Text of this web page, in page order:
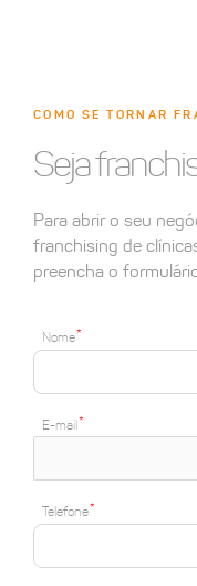
COMO SE TORNAR
Seja
Para abrir o seu
franchising de
preencha o
Nome
E-mail
Telefone